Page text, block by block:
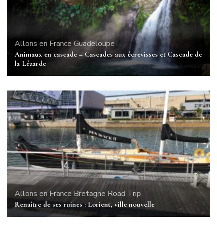
Allons en France Guadeloupe
Animaux en cascade – Cascades aux écrevisses et Cascade de
la Lézarde
Allons en France Bretagne Road Trip
Renaître de ses ruines : Lorient, ville nouvelle